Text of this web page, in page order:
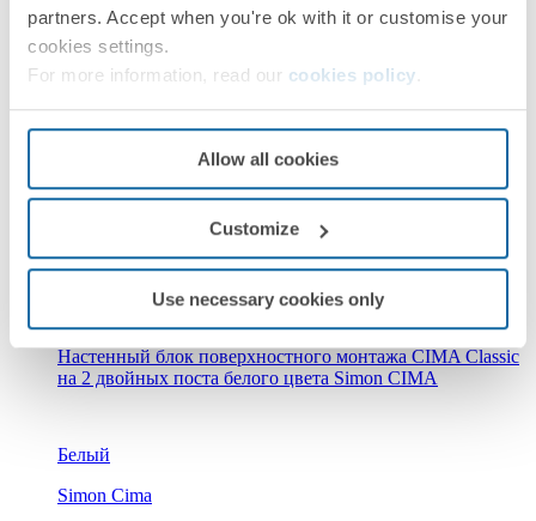
partners. Accept when you're ok with it or customise your
cookies settings.
For more information, read our cookies policy
Allow all cookies
Customize
Use necessary cookies only
Белый
Настенный блок поверхностного монтажа CIMA Classic
на 2 двойных поста белого цвета Simon CIMA
Белый
Simon Cima